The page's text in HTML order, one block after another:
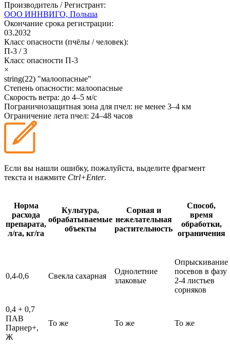
Производитель / Регистрант:
ООО ИННВИГО, Польша
Окончание срока регистрации:
03.2032
Класс опасности (пчёлы / человек):
П-3 /3
Класс опасности П-3
×
string(22) "малоопасные"
Степень опасности: малоопасные
Скорость ветра: до 4–5 м/с
Пограничнозащитная зона для пчел: не менее 3–4 км
Ограничение лета пчел: 24–48 часов
Если вы нашли ошибку, пожалуйста, выделите фрагмент
текста и нажмите Ctrl+Enter.
Норма
расхода
препарата,
л/га, кг/га
Культура,
обрабатываемые
объекты
Сорная и
нежелательная
растительность
Способ,
время
обработки,
ограничения
0,4-0,6 Свекла сахарная
Однолетние
злаковые
Опрыскивание
посевов в фазу
2-4 листьев
сорняков
0,4 + 0,7
ПАВ
Парнер+,
Ж
То же То же То же